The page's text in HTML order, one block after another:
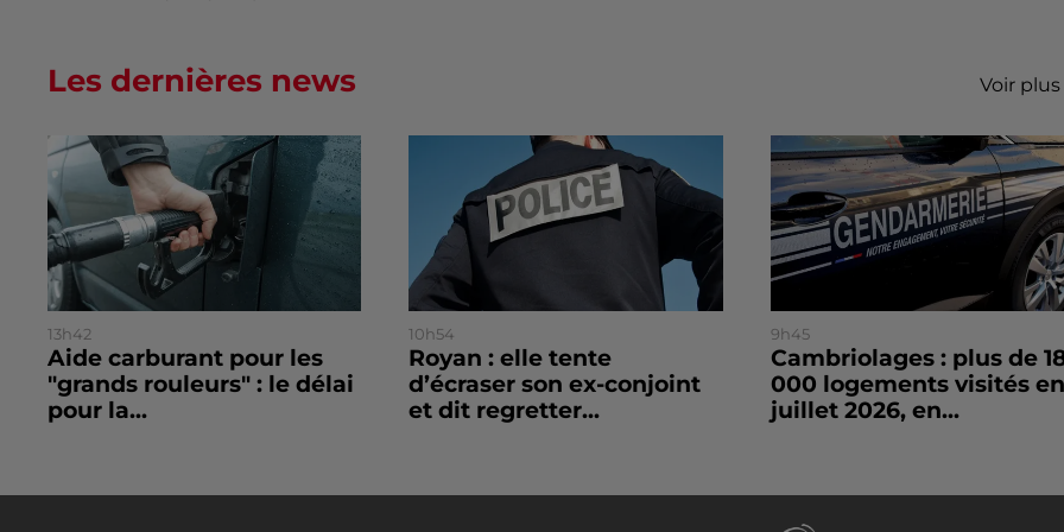
Les dernières news Voir plus
13h42
Aide carburant pour les
"grands rouleurs" : le délai
pour la...
10h54
Royan : elle tente
d’écraser son ex-conjoint
et dit regretter...
9h45
Cambriolages : plus de
000 logements visités en
juillet 2026, en...